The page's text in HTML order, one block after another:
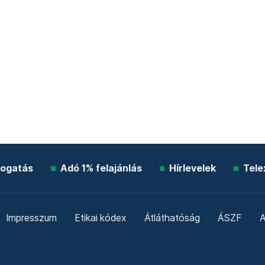
Adó 1% felajánlás Hírlevelek
Impresszum Etikai kódex Átláthatóság ÁSZF